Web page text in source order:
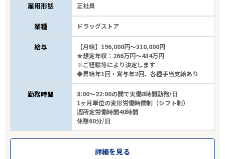
雇用形態 正社員
業種 ドラッグストア
給与
【月給】196,000円～310,000円
★想定年収：266万円～434万円
※ご経験等により決定します
◆昇給年1回・賞与年2回、各種手当支給あり
勤務時間
8:00～22:00の間で実働8時間勤務/日
1ヶ月単位の変形労働時間制（シフト制）
週所定労働時間40時間
休憩60分/日
詳細を見る